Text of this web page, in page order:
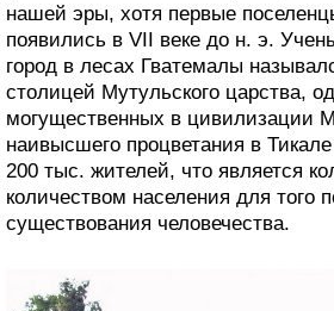
нашей эры, хотя первые
появились в VII веке до н. э.
город в лесах Гватемалы
столицей Мутульского царства,
могущественных в цивилизации
наивысшего процветания в
200 тыс. жителей, что является
количеством населения для того
существования человечества.